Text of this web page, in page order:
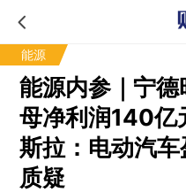
能源
能源内参｜宁
母净利润140亿
斯拉：电动汽
质疑